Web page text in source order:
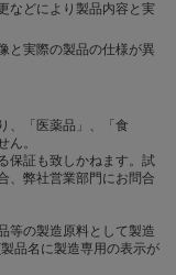
などにより製品内容と実
と実際の製品の仕様が異
、「医薬品」、「食
。
保証も致しかねます。試
、弊社営業部門にお問合
等の製造原料として製造
品名に製造専用の表示が